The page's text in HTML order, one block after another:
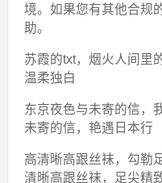
境。如果您有其他合规
助。
苏霞的txt，烟火人间里
温柔独白
东京夜色与未寄的信，
未寄的信，艳遇日本行
高清晰高跟丝袜，勾勒
清晰高跟丝袜，足尖精